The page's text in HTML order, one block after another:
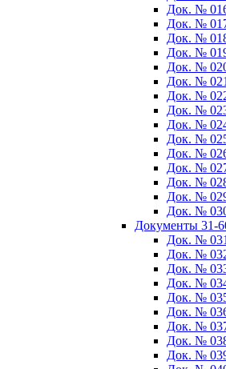
Док. №
Док. №
Док. №
Док. №
Док. №
Док. № 021
Док. №
Док. №
Док. №
Док. №
Док. №
Док. №
Док. №
Док. №
Док. №
Документы 31-
Док. № 031
Док. №
Док. №
Док. №
Док. №
Док. №
Док. №
Док. №
Док. №